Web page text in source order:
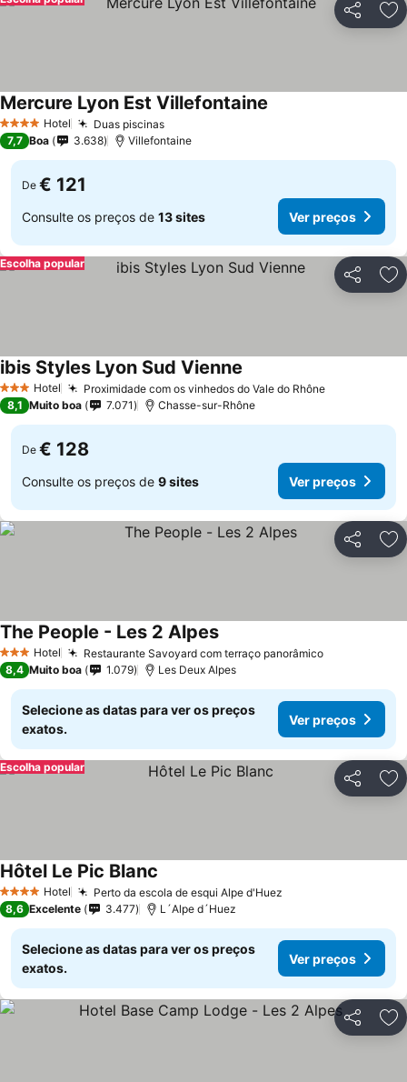
Partilhar
4 EstrelasHotel Duas piscinasVer preços
Mercure Lyon Est Villefontaine
7,7 Boa 3.638 Villefontaine
De € 121
Consulte os preços de 13 sites Ver preços
Partilhar
Escolha popular
3 EstrelasHotel Proximidade com os vinhedos do Vale do RhôneVer preços
ibis Styles Lyon Sud Vienne
8,1 Muito boa 7.071 Chasse-sur-Rhône
De € 128
Consulte os preços de 9 sites Ver preços
Partilhar
3 EstrelasHotel Restaurante Savoyard com terraço panorâmicoVer preços
The People - Les 2 AlpesVer preços
8,4 Muito boa 1.079 Les Deux Alpes
Selecione as datas para ver os preços
exatos.
Ver preços
Partilhar
Escolha popular
4 EstrelasHotel Perto da escola de esqui Alpe d'Huez
Hôtel Le Pic Blanc
8,6 Excelente 3.477 L´Alpe d´Huez
Selecione as datas para ver os preços
exatos.
Ver preços
Partilhar